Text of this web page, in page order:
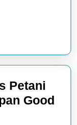
Petani
Good